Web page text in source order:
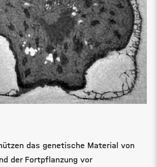
das genetische Material von
der Fortpflanzung vor